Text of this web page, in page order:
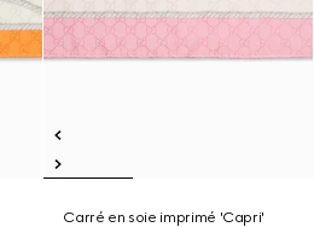
Carré en soie imprimé 'Capri'